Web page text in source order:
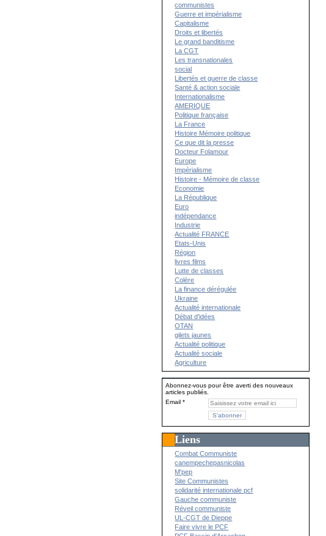
communistes
Guerre et impérialisme
Capitalisme
Droits et libertés
Le grand banditisme
La CGT
Les transnationales
social
Libertés et guerre de classe
Santé & action sociale
Internationalisme
AMERIQUE
Politique française
La France
Histoire Mémoire politique
Ce que dit la presse
Docteur Folamour
Europe
Impérialisme
Histoire - Mémoire de classe
Economie
La République
Euro
indépendance
Industrie
Actualité FRANCE
Etats-Unis
Région
livres films
Lutte de classes
Colère
La finance dérégulée
Ukraine
Actualité internationale
Débat d'idées
OTAN
gilets jaunes
Actualité politique
Actualité sociale
Agriculture
Abonnez-vous pour être averti des nouveaux
articles publiés.
Email
Liens
Combat Communiste
canempechepasnicolas
M'pep
Site Communistes
solidarité internationale pcf
Gauche communiste
Réveil communiste
UL-CGT de Dieppe
Faire vivre le PCF